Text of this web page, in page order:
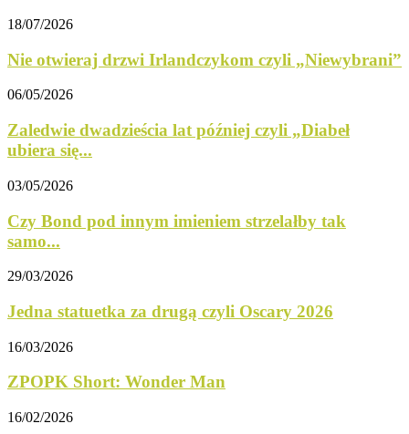
18/07/2026
Nie otwieraj drzwi Irlandczykom czyli „Niewybrani”
06/05/2026
Zaledwie dwadzieścia lat później czyli „Diabeł
ubiera się...
03/05/2026
Czy Bond pod innym imieniem strzelałby tak
samo...
29/03/2026
Jedna statuetka za drugą czyli Oscary 2026
16/03/2026
ZPOPK Short: Wonder Man
16/02/2026